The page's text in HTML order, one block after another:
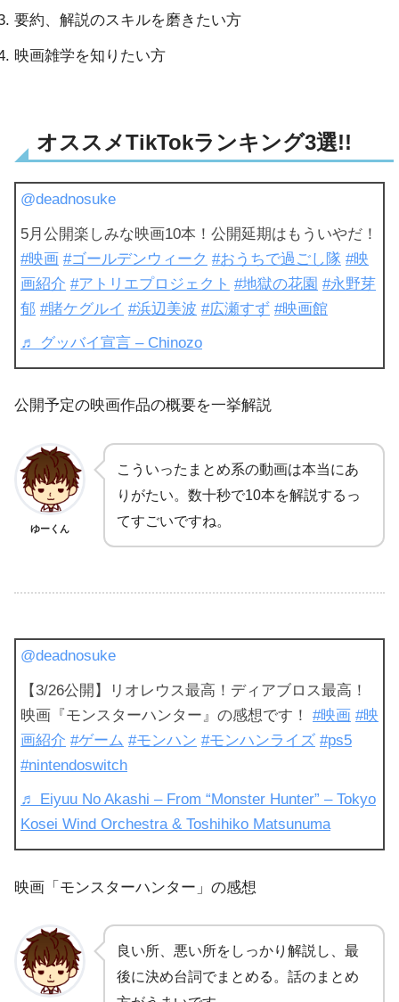
要約、解説のスキルを磨きたい方
映画雑学を知りたい方
オススメTikTokランキング3選!!
@deadnosuke
5月公開楽しみな映画10本！公開延期はもういやだ！
#映画 #ゴールデンウィーク #おうちで過ごし隊 #映
画紹介 #アトリエプロジェクト #地獄の花園 #永野芽
郁 #賭ケグルイ #浜辺美波 #広瀬すず #映画館
♬ グッバイ宣言 – Chinozo
公開予定の映画作品の概要を一挙解説
ゆーくん
こういったまとめ系の動画は本当にあ
りがたい。数十秒で10本を解説するっ
てすごいですね。
@deadnosuke
【3/26公開】リオレウス最高！ディアブロス最高！
映画『モンスターハンター』の感想です！ #映画 #映
画紹介 #ゲーム #モンハン #モンハンライズ #ps5
#nintendoswitch
♬ Eiyuu No Akashi – From “Monster Hunter” – Tokyo
Kosei Wind Orchestra & Toshihiko Matsunuma
映画「モンスターハンター」の感想
良い所、悪い所をしっかり解説し、最
後に決め台詞でまとめる。話のまとめ